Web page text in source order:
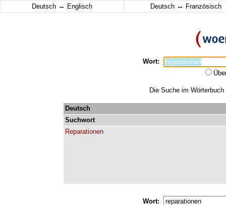
Deutsch ↔ Englisch Deutsch ↔ Französisch
Wort:
Die Suche im
Deutsch
Suchwort
Reparationen
Wort: